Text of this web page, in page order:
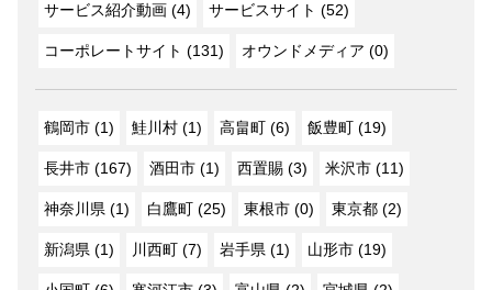
サービス紹介動画 (4) サービスサイト (52)
コーポレートサイト (131) オウンドメディア (0)
鶴岡市 (1) 鮭川村 (1) 高畠町 (6) 飯豊町 (19)
長井市 (167) 酒田市 (1) 西置賜 (3) 米沢市 (11)
神奈川県 (1) 白鷹町 (25) 東根市 (0) 東京都 (2)
新潟県 (1) 川西町 (7) 岩手県 (1) 山形市 (19)